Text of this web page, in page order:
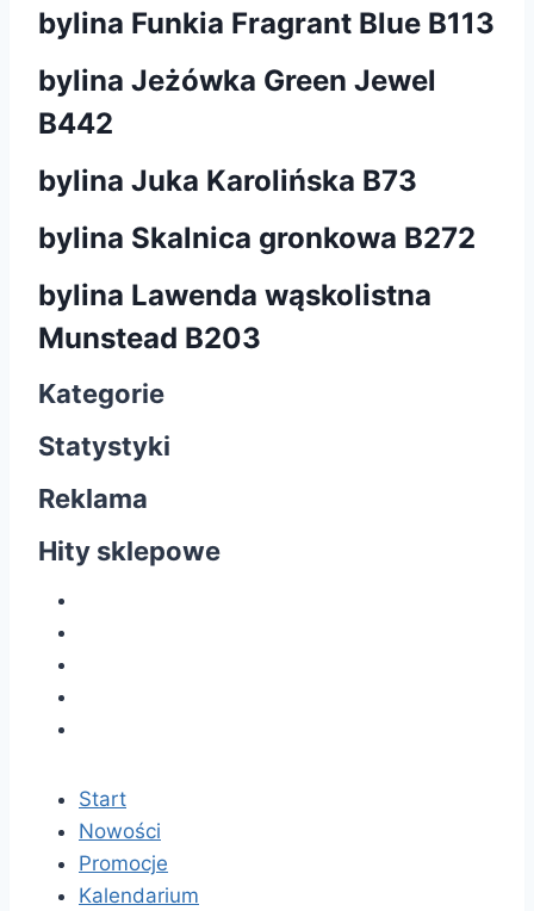
bylina Funkia Fragrant Blue B113
bylina Jeżówka Green Jewel
B442
bylina Juka Karolińska B73
bylina Skalnica gronkowa B272
bylina Lawenda wąskolistna
Munstead B203
Kategorie
Statystyki
Reklama
Hity sklepowe
Start
Nowości
Promocje
Kalendarium